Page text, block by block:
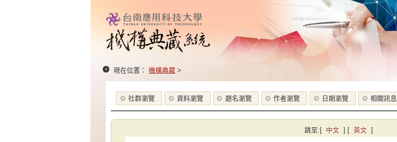
現在位置： 機構典藏 >
社群瀏覽 資料瀏覽 題名瀏覽 作者瀏覽 日期瀏覽 相關訊息
跳至: [ 中文 ] [ 英文 ]